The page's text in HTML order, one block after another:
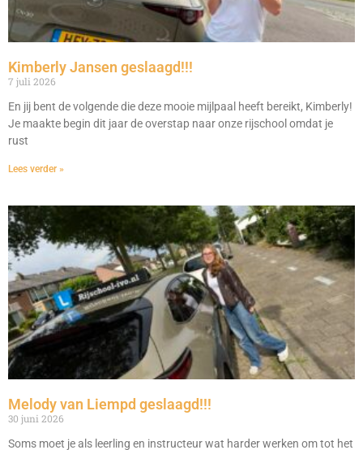
Kimberly Jansen geslaagd!!!
7 juli 2026
En jij bent de volgende die deze mooie mijlpaal heeft bereikt, Kimberly!
Je maakte begin dit jaar de overstap naar onze rijschool omdat je
rust
Lees verder »
Melody van Liempd geslaagd!!!
30 juni 2026
Soms moet je als leerling en instructeur wat harder werken om tot het